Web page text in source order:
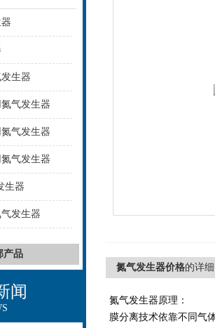
生器
气发生器
气发生器
气发生器
生器
发生器
产品
闻
氮气发生器价格的详
氮气发生器原理：
膜分离技术依靠不同气